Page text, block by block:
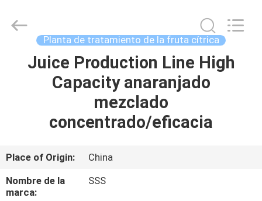
PRODUCTOS
LOS
VÍDEOS
Machinery
Technology
Planta de tratamiento de la fruta cítrica
Juice Production Line High
Capacity anaranjado
mezclado
concentrado/eficacia
Place of Origin:
China
Nombre de la
marca:
SSS